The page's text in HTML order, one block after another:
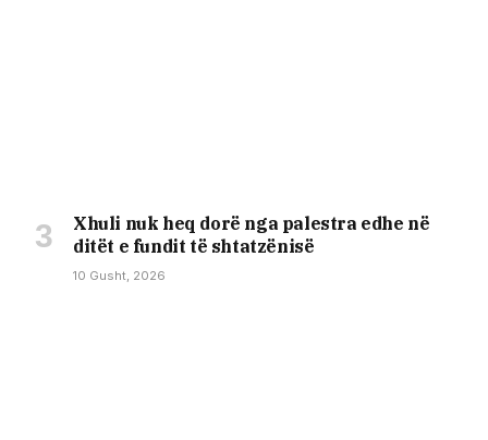
Xhuli nuk heq dorë nga palestra edhe në
ditët e fundit të shtatzënisë
10 Gusht, 2026